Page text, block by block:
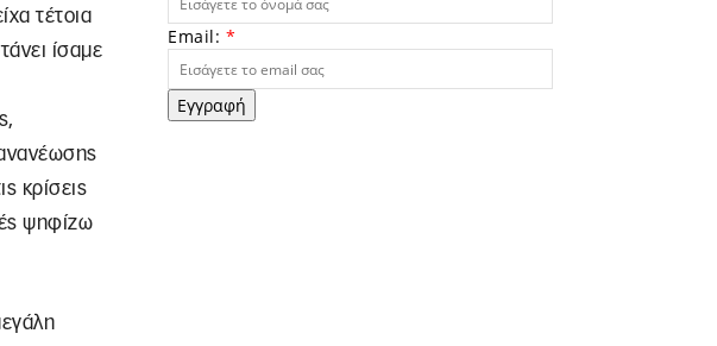
τέτοια
ίσαμε
κρίσεις
ψηφίζω
Email: *
Εγγραφή